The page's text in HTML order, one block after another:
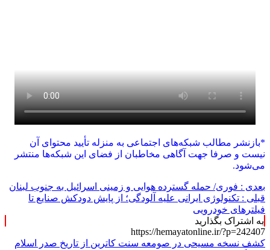
نیست و صرفا جهت آگاهی مخاطبان از فضای این شبکه‌ها منتشر
می‌شود.
قبلی :تکنولوژی ایرانی علیه آلودگی؛ از پایش دودکش‌ صنایع تا
فیلترهای خودرویی
به اشتراک بگذارید
https://hemayatonline.ir/?p=242407
کشف نسخه‌ مسیحی در صومعه سنت کاترین از تاریخ صدر اسلام
رمز گشایی کرد2026/08/10